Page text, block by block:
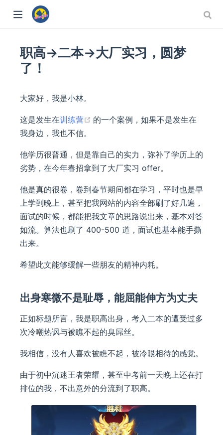
职高->二本->大厂实习，圆梦
了！
大家好，我是小林。
这是发生在训练营 (opens new window)
的一个案例，如果不是发生在
我身边，我也不信。
他学历很普通，但是靠自己的实力，弥补了学历上的
劣势，在今年春招拿到了大厂实习 offer。
他是真的很卷，卷到春节期间都在学习，平时也是早
上学到晚上，甚至把我网站的内容全部刷了好几遍，
面试的时候，都能把我文章的思路说出来，基本对答
如流。算法也刷了 400-500 道，面试也基本能手撕
出来。
希望此文能够缓解一些朋友的精神内耗。
出身寒微不是耻辱，能屈能伸方为丈夫
正如标题所言，我是职高出身，考入二本的遭受过多
次冷嘲热讽与被瞧不起的臭屌丝。
我相信，没有人喜欢被瞧不起，被冷眼相待的感觉。
由于初中沉迷王者荣耀，甚至中考前一天晚上还在打
排位的我，不出意外的分流到了职高。